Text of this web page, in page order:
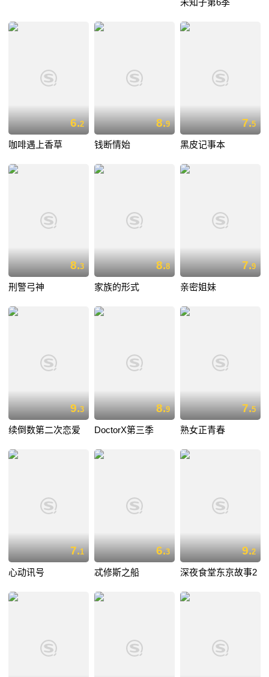
未知子第6季
6.2
咖啡遇上香草
8.9
钱断情始
7.5
黑皮记事本
8.3
刑警弓神
8.8
家族的形式
7.9
亲密姐妹
9.3
续倒数第二次恋爱
8.9
DoctorX第三季
7.5
熟女正青春
7.1
心动讯号
6.3
忒修斯之船
9.2
深夜食堂东京故事2